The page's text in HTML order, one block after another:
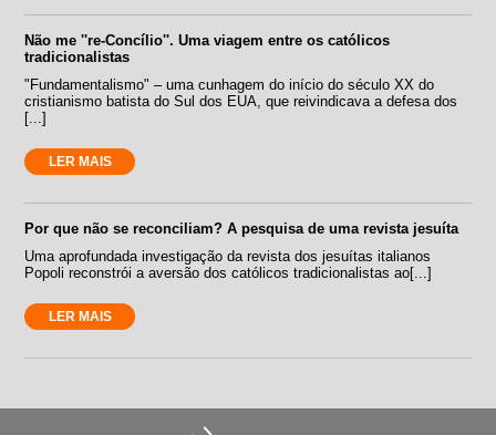
Não me ''re-Concílio''. Uma viagem entre os católicos
tradicionalistas
"Fundamentalismo" – uma cunhagem do início do século XX do
cristianismo batista do Sul dos EUA, que reivindicava a defesa dos
[...]
LER MAIS
Por que não se reconciliam? A pesquisa de uma revista jesuíta
Uma aprofundada investigação da revista dos jesuítas italianos
Popoli reconstrói a aversão dos católicos tradicionalistas ao[...]
LER MAIS